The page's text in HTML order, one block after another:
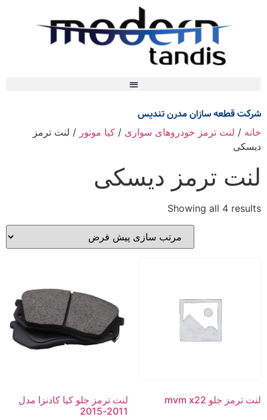
شرکت قطعه سازان مدرن تندیس
خانه / لنت ترمز خودروهای سواری / کیا موتور / لنت ترمز
دیسکی
لنت ترمز دیسکی
Showing all 4 results
لنت ترمز جلو mvm x22
لنت ترمز جلو کیا کادنزا مدل
2011-2015